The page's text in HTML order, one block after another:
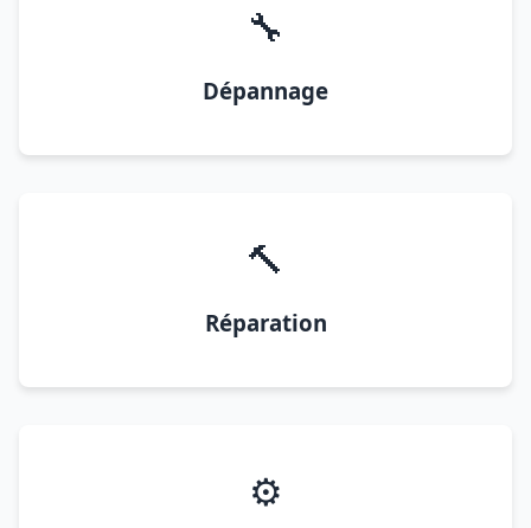
🔧
Dépannage
🔨
Réparation
⚙️